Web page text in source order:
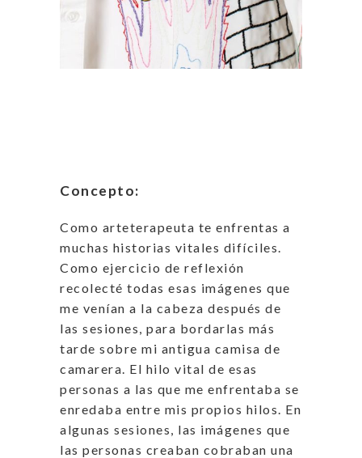
Concepto:
Como arteterapeuta te enfrentas a
muchas historias vitales difíciles.
Como ejercicio de reflexión
recolecté todas esas imágenes que
me venían a la cabeza después de
las sesiones, para bordarlas más
tarde sobre mi antigua camisa de
camarera. El hilo vital de esas
personas a las que me enfrentaba se
enredaba entre mis propios hilos. En
algunas sesiones, las imágenes que
las personas creaban cobraban una